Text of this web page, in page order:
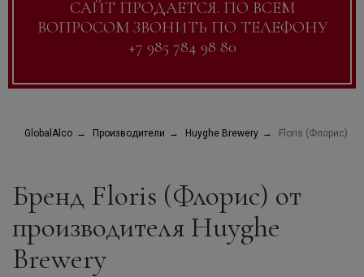
САЙТ ПРОДАЕТСЯ. ПО ВСЕМ
ВОПРОСОМ ЗВОНИТЬ ПО ТЕЛЕФОНУ
+7 985 784 98 80
GlobalAlco Производители Huyghe Brewery Floris (Флорис)
Бренд Floris (Флорис) от
производителя Huyghe
Brewery